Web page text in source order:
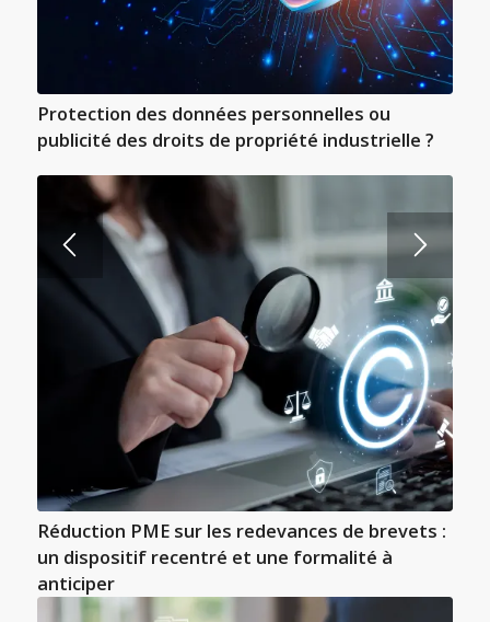
Protection des données personnelles ou
publicité des droits de propriété industrielle ?
Réduction PME sur les redevances de brevets :
un dispositif recentré et une formalité à
anticiper